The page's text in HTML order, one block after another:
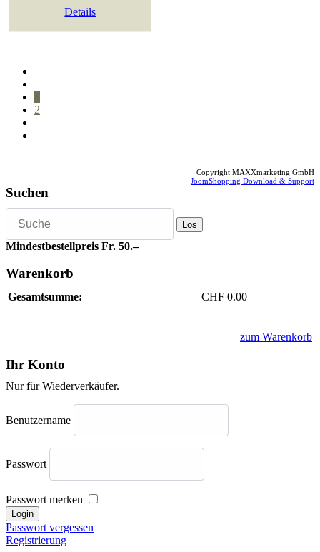
Details
2
Copyright MAXXmarketing GmbH
JoomShopping Download & Support
Suchen
Mindestbestellpreis Fr. 50.–
Warenkorb
Gesamtsumme: CHF 0.00
zum Warenkorb
Ihr Konto
Nur für Wiederverkäufer.
Benutzername
Passwort
Passwort merken
Passwort vergessen
Registrierung